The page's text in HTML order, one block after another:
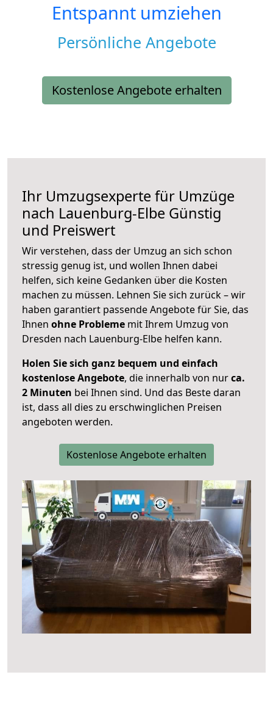
Entspannt umziehen
Persönliche Angebote
Kostenlose Angebote erhalten
Ihr Umzugsexperte für Umzüge
nach Lauenburg-Elbe Günstig
und Preiswert
Wir verstehen, dass der Umzug an sich schon
stressig genug ist, und wollen Ihnen dabei
helfen, sich keine Gedanken über die Kosten
machen zu müssen. Lehnen Sie sich zurück – wir
haben garantiert passende Angebote für Sie, das
Ihnen ohne Probleme mit Ihrem Umzug von
Dresden nach Lauenburg-Elbe helfen kann.
Holen Sie sich ganz bequem und einfach
kostenlose Angebote, die innerhalb von nurca.
2 Minuten bei Ihnen sind. Und das Beste daran
ist, dass all dies zu erschwinglichen Preisen
angeboten werden.
Kostenlose Angebote erhalten